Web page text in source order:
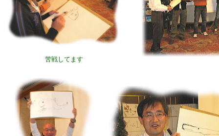
苦戦してます